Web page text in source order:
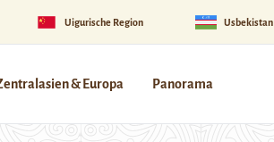
Uigurische Region Usbekistan
& Europa Panorama